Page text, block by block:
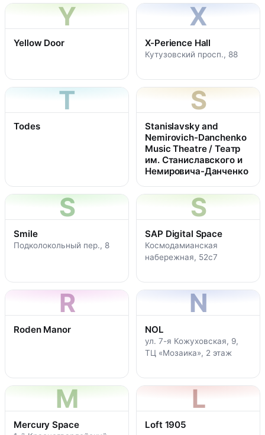
Y
Yellow Door
X
X-Perience Hall
Кутузовский просп., 88
T
Todes
S
Stanislavsky and
Nemirovich-Danchenko
Music Theatre / Театр
им. Станиславского и
Немировича­-Данченко
S
Smile
Подколокольный пер., 8
S
SAP Digital Space
Космодамианская
набережная, 52с7
R
Roden Manor
N
NOL
ул. 7-я Кожуховская, 9,
ТЦ «Мозаика», 2 этаж
M
Mercury Space
L
Loft 1905